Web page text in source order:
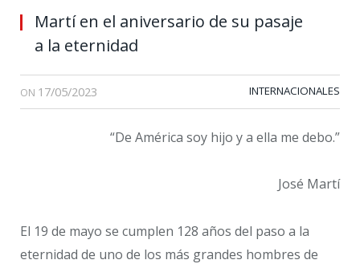
Martí en el aniversario de su pasaje
a la eternidad
ON 17/05/2023 INTERNACIONALES
“De América soy hijo y a ella me debo.”
José Martí
El 19 de mayo se cumplen 128 años del paso a la
eternidad de uno de los más grandes hombres de